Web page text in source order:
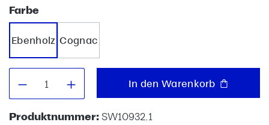
Farbeauswählen
Ebenholz Cognac
Produkt Anzahl: Gib denIn den Warenkorb
Produktnummer:SW10932.1